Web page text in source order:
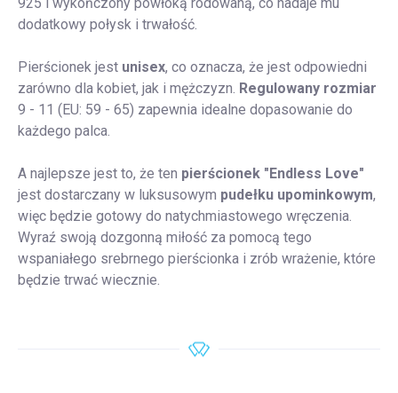
925 i wykończony powłoką rodowaną, co nadaje mu
dodatkowy połysk i trwałość.
Pierścionek jest unisex, co oznacza, że jest odpowiedni
zarówno dla kobiet, jak i mężczyzn. Regulowany rozmiar
9 - 11 (EU: 59 - 65) zapewnia idealne dopasowanie do
każdego palca.
A najlepsze jest to, że ten pierścionek "Endless Love"
jest dostarczany w luksusowym pudełku upominkowym,
więc będzie gotowy do natychmiastowego wręczenia.
Wyraź swoją dozgonną miłość za pomocą tego
wspaniałego srebrnego pierścionka i zrób wrażenie, które
będzie trwać wiecznie.